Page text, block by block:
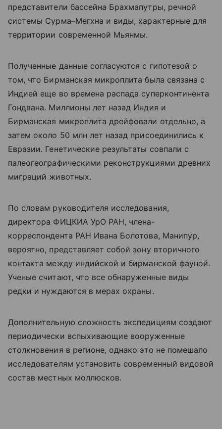
представители бассейна Брахмапутры, речной
системы Сурма–Мегхна и виды, характерные для
территории современной Мьянмы.
Полученные данные согласуются с гипотезой о
том, что Бирманская микроплита была связана с
Индией еще во времена распада суперконтинента
Гондвана. Миллионы лет назад Индия и
Бирманская микроплита дрейфовали отдельно, а
затем около 50 млн лет назад присоединились к
Евразии. Генетические результаты совпали с
палеогеографическими реконструкциями древних
миграций животных.
По словам руководителя исследования,
директора ФИЦКИА УрО РАН, члена-
корреспондента РАН Ивана Болотова, Манипур,
вероятно, представляет собой зону вторичного
контакта между индийской и бирманской фауной.
Ученые считают, что все обнаруженные виды
редки и нуждаются в мерах охраны.
Дополнительную сложность экспедициям создают
периодически вспыхивающие вооруженные
столкновения в регионе, однако это не помешало
исследователям установить современный видовой
состав местных моллюсков.